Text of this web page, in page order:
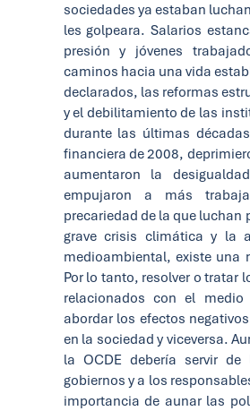
sociedades ya estaban
les golpeara. Salarios
presión y jóvenes
caminos hacia una vida
declarados, las reformas
y el debilitamiento de las
durante las últimas
financiera de 2008,
aumentaron la
empujaron a más
precariedad de la que
grave crisis climática y la
medioambiental, existe una
Por lo tanto, resolver o tratar
relacionados con el
abordar los efectos
en la sociedad y viceversa.
la OCDE debería servir
gobiernos y a los
importancia de aunar las